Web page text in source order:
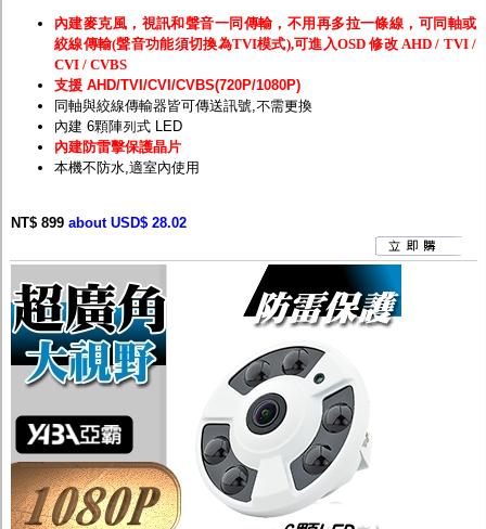
網路線
懶人線.同軸線.花線
線頭.插座.延長線.HDMI線
集線盒.防水盒.配線盒
變壓器.避雷器
轉接頭
偽裝嚇阻假監視器. 警示防盜貼紙
行車紀錄器.車用插座配件
內建麥克風，視訊和聲音一同傳輸，不用再多拉一條線，可同軸或
絞線傳輸(聲音功能須切換為TVI模式),可進入OSD 修改 AHD / TVI /
CVI / CVBS
支援 AHD/TVI/CVI/CVBS(720P/1080P)
同軸與絞線傳輸器皆可傳送訊號,不需更換
內建 6顆陣列式 LED
內建防雷擊保護晶片
本機不防水,適室內使用
NT$ 899 about USD$ 28.02